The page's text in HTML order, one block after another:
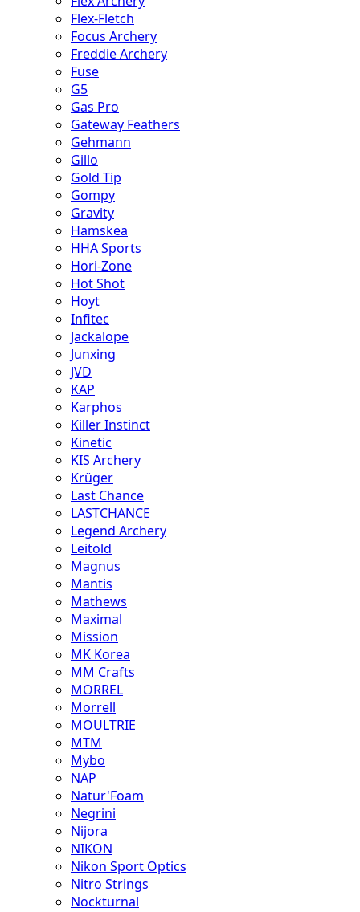
Flex-Fletch
Focus Archery
Freddie Archery
Fuse
G5
Gas Pro
Gateway Feathers
Gehmann
Gillo
Gold Tip
Gompy
Gravity
Hamskea
HHA Sports
Hori-Zone
Hot Shot
Hoyt
Infitec
Jackalope
Junxing
JVD
KAP
Karphos
Killer Instinct
Kinetic
KIS Archery
Krüger
Last Chance
LASTCHANCE
Legend Archery
Leitold
Magnus
Mantis
Mathews
Maximal
Mission
MK Korea
MM Crafts
MORREL
Morrell
MOULTRIE
MTM
Mybo
NAP
Natur'Foam
Negrini
Nijora
NIKON
Nikon Sport Optics
Nitro Strings
Nockturnal